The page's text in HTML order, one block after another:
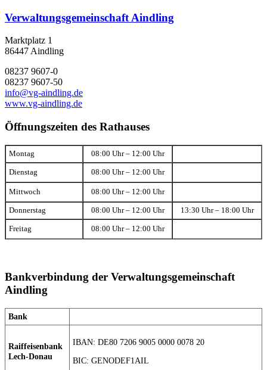
Verwaltungsgemeinschaft Aindling
Marktplatz 1
86447 Aindling
08237 9607-0
08237 9607-50
info@vg-aindling.de
www.vg-aindling.de
Öffnungszeiten des Rathauses
Montag 08:00 Uhr – 12:00 Uhr
Dienstag 08:00 Uhr – 12:00 Uhr
Mittwoch 08:00 Uhr – 12:00 Uhr
Donnerstag 08:00 Uhr – 12:00 Uhr 13:30 Uhr – 18:00 Uhr
Freitag 08:00 Uhr – 12:00 Uhr
Bankverbindung der Verwaltungsgemeinschaft
Aindling
Bank
Raiffeisenbank
Lech-Donau
IBAN: DE80 7206 9005 0000 0078 20
BIC: GENODEF1AIL